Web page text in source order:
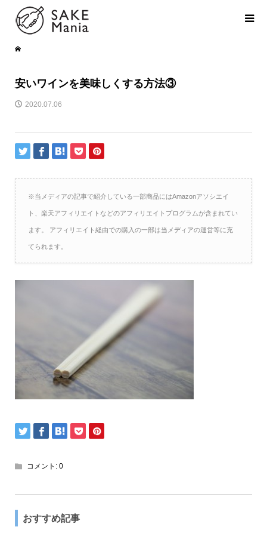
安いワインを美味しくする方法③
2020.07.06
※当メディアの記事で紹介している一部商品にはAmazonアソシエイ
ト、楽天アフィリエイトなどのアフィリエイトプログラムが含まれてい
ます。 アフィリエイト経由での購入の一部は当メディアの運営等に充
てられます。
コメント: 0
おすすめ記事